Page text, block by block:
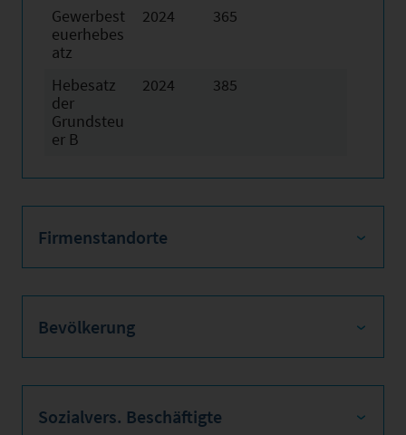
Gewerbest
euerhebes
atz
2024 365
Hebesatz
der
Grundsteu
er B
2024 385
Firmenstandorte
Bevölkerung
Sozialvers. Beschäftigte